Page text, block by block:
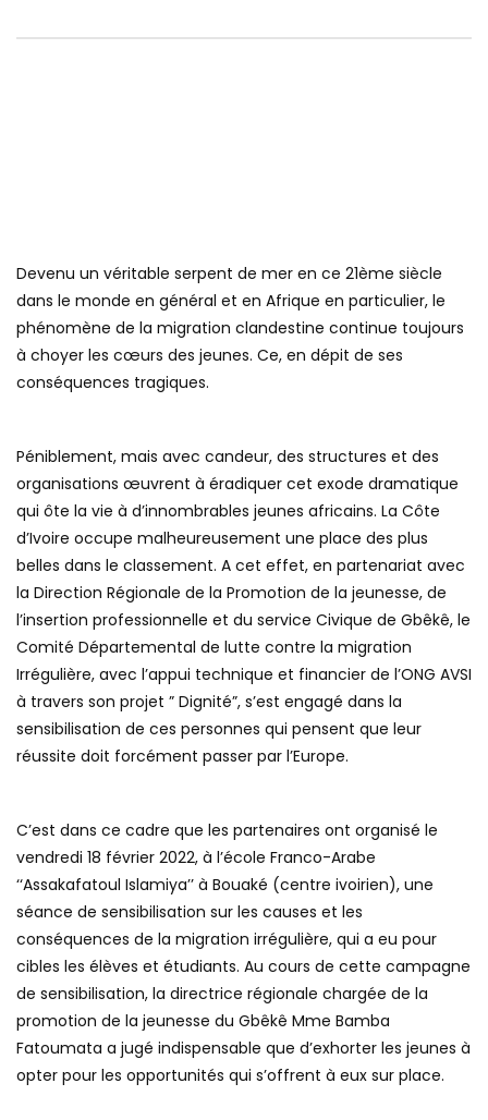
Devenu un véritable serpent de mer en ce 21ème siècle
dans le monde en général et en Afrique en particulier, le
phénomène de la migration clandestine continue toujours
à choyer les cœurs des jeunes. Ce, en dépit de ses
conséquences tragiques.
Péniblement, mais avec candeur, des structures et des
organisations œuvrent à éradiquer cet exode dramatique
qui ôte la vie à d’innombrables jeunes africains. La Côte
d’Ivoire occupe malheureusement une place des plus
belles dans le classement. A cet effet, en partenariat avec
la Direction Régionale de la Promotion de la jeunesse, de
l’insertion professionnelle et du service Civique de Gbêkê, le
Comité Départemental de lutte contre la migration
Irrégulière, avec l’appui technique et financier de l’ONG AVSI
à travers son projet ” Dignité”, s’est engagé dans la
sensibilisation de ces personnes qui pensent que leur
réussite doit forcément passer par l’Europe.
C’est dans ce cadre que les partenaires ont organisé le
vendredi 18 février 2022, à l’école Franco-Arabe
‘‘Assakafatoul Islamiya’’ à Bouaké (centre ivoirien), une
séance de sensibilisation sur les causes et les
conséquences de la migration irrégulière, qui a eu pour
cibles les élèves et étudiants. Au cours de cette campagne
de sensibilisation, la directrice régionale chargée de la
promotion de la jeunesse du Gbêkê Mme Bamba
Fatoumata a jugé indispensable que d’exhorter les jeunes à
opter pour les opportunités qui s’offrent à eux sur place.